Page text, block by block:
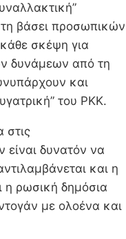
τη βάσει προσωπικών
σκέψη για
δυνάμεων από τη
και
του ΡΚΚ.
στις
είναι δυνατόν να
και η
η ρωσική δημόσια
με ολοένα και